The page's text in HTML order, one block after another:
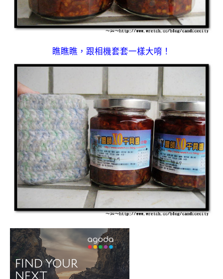
瞧瞧瞧，跟相機套套一樣大唷！